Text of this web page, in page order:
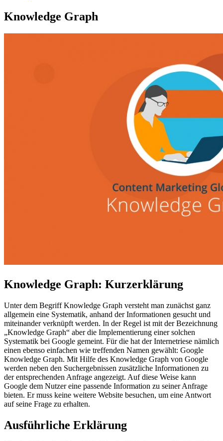
Knowledge Graph
Knowledge Graph: Kurzerklärung
Unter dem Begriff Knowledge Graph versteht man zunächst ganz
allgemein eine Systematik, anhand der Informationen gesucht und
miteinander verknüpft werden. In der Regel ist mit der Bezeichnung
„Knowledge Graph“ aber die Implementierung einer solchen
Systematik bei Google gemeint. Für die hat der Internetriese nämlich
einen ebenso einfachen wie treffenden Namen gewählt: Google
Knowledge Graph. Mit Hilfe des Knowledge Graph von Google
werden neben den Suchergebnissen zusätzliche Informationen zu
der entsprechenden Anfrage angezeigt. Auf diese Weise kann
Google dem Nutzer eine passende Information zu seiner Anfrage
bieten. Er muss keine weitere Website besuchen, um eine Antwort
auf seine Frage zu erhalten.
Ausführliche Erklärung